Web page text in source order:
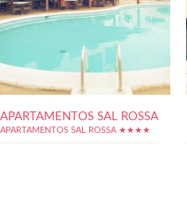
APARTAMENTOS SAL ROSSA
APARTAMENTOS SAL ROSSA ★★★★